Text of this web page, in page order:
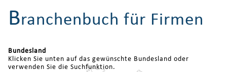
Branchenbuch für Firmen
Bundesland
Klicken Sie unten auf das gewünschte Bundesland oder
verwenden Sie die Suchfunktion.